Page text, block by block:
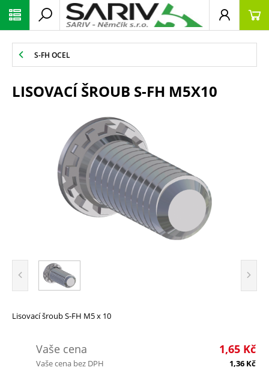
S-FH OCEL
LISOVACÍ ŠROUB S-FH M5X10
Lisovací šroub S-FH M5 x 10
Vaše cena 1,65 Kč
Vaše cena bez DPH 1,36 Kč